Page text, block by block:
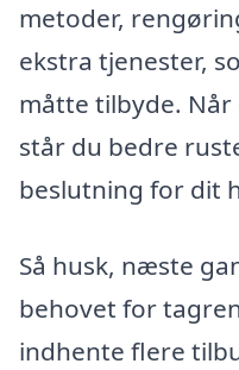
metoder,
ekstra tjenester,
måtte tilbyde.
står du bedre
beslutning for dit
Så husk, næste
behovet for
indhente flere